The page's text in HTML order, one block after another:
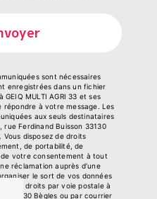
sont nécessaires
enregistrées dans un fichier
MULTI AGRI 33 et ses
à votre message. Les
aux seuls destinataires
rue Ferdinand Buisson 33130
disposez de droits
de portabilité, de
votre consentement à tout
réclamation auprès d’une
le sort de vos données
ces droits par voie postale à
33130 Bègles ou par courrier